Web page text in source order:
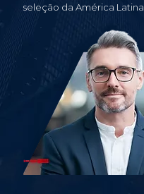
seleção da América Latina.